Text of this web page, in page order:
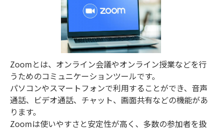
Zoomとは、オンライン会議やオンライン授業などを行
うためのコミュニケーションツールです。
パソコンやスマートフォンで利用することができ、音声
通話、ビデオ通話、チャット、画面共有などの機能があ
ります。
Zoomは使いやすさと安定性が高く、多数の参加者を扱